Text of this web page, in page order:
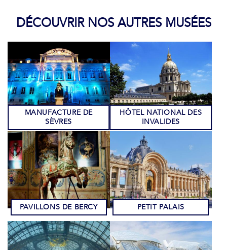
DÉCOUVRIR NOS AUTRES MUSÉES
MANUFACTURE DE
SÈVRES
HÔTEL NATIONAL DES
INVALIDES
PAVILLONS DE BERCY PETIT PALAIS